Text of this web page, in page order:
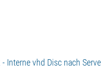
Interne vhd Disc nach